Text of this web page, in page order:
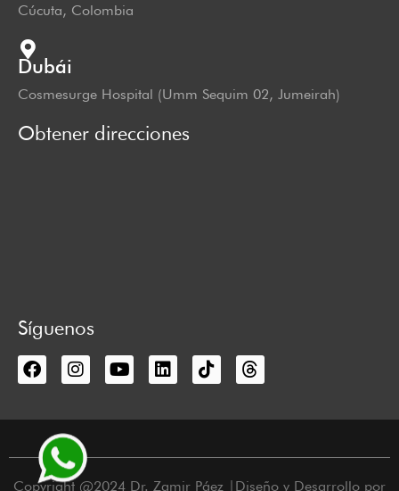
Cúcuta, Colombia
Dubái
Cosmesurge Hospital (Umm Sequim 02, Jumeirah)
Obtener direcciones
Síguenos
Copyright @2024 Dr. Zamir Páez |Diseño y Desarrollo por